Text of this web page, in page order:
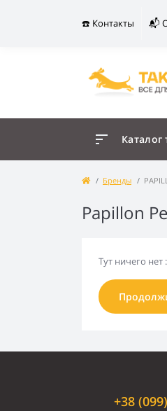
☎️ Контакты 📬
Каталог
Бренды
Papillon
Тут ничего нет
+38